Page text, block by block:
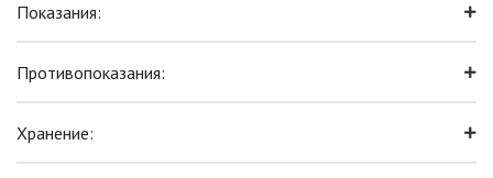
Показания:
Противопоказания:
Хранение: